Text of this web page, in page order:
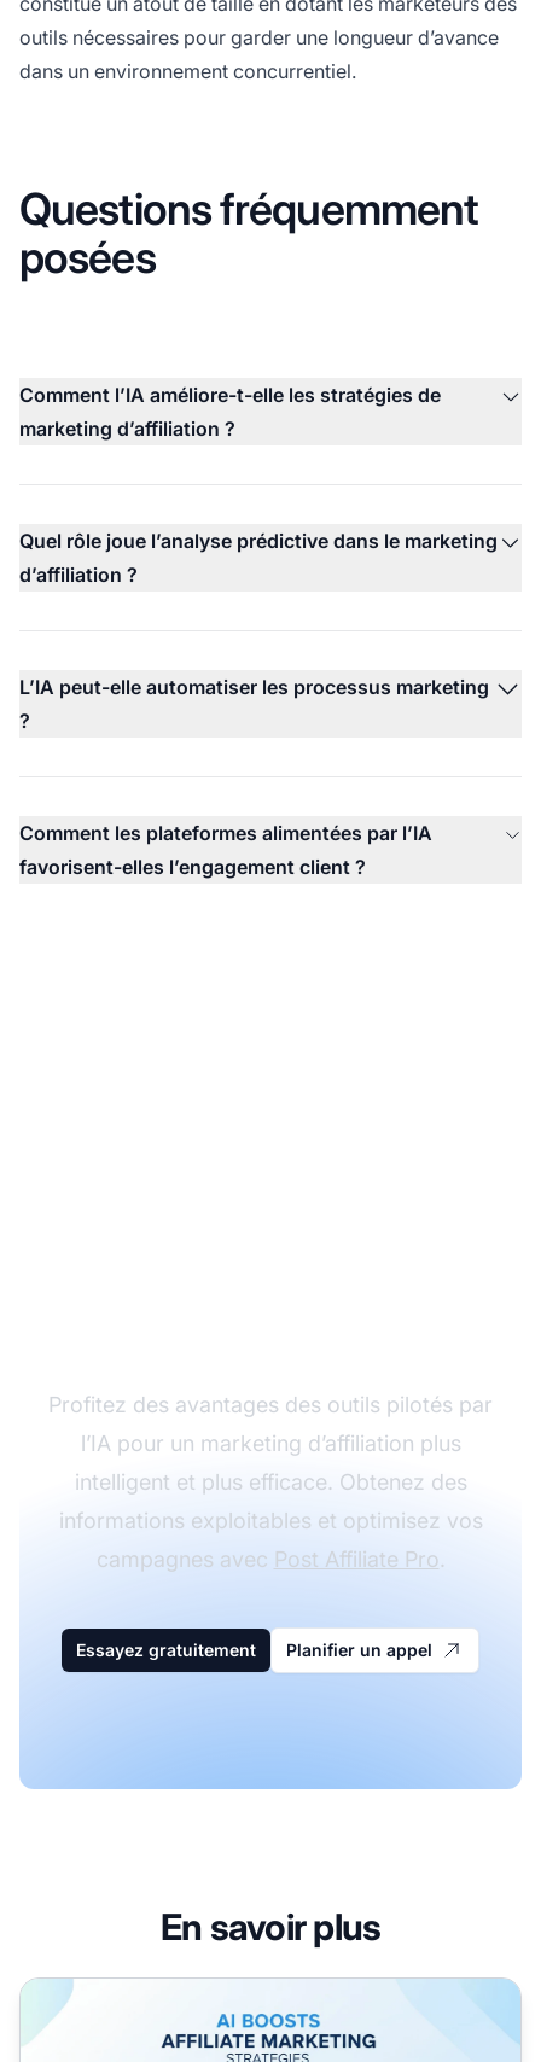
outils nécessaires pour garder une longueur d’avance
dans un environnement concurrentiel.
Questions fréquemment
posées
Comment l’IA améliore-t-elle les stratégies de
marketing d’affiliation ?
Quel rôle joue l’analyse prédictive dans le marketing
d’affiliation ?
L’IA peut-elle automatiser les processus marketing
?
Comment les plateformes alimentées par l’IA
favorisent-elles l’engagement client ?
Profitez des avantages des outils pilotés par
l’IA pour un marketing d’affiliation plus
intelligent et plus efficace. Obtenez des
informations exploitables et optimisez vos
campagnes avec Post Affiliate Pro.
Essayez gratuitement Planifier un appel
En savoir plus
Comment l’IA peut-elle améliorer les stratégies de